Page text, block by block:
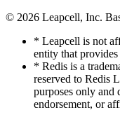
© 2026 Leapcell, Inc.
* Leapcell is not
entity that
* Redis is a
reserved to Redis
purposes only and
endorsement, or